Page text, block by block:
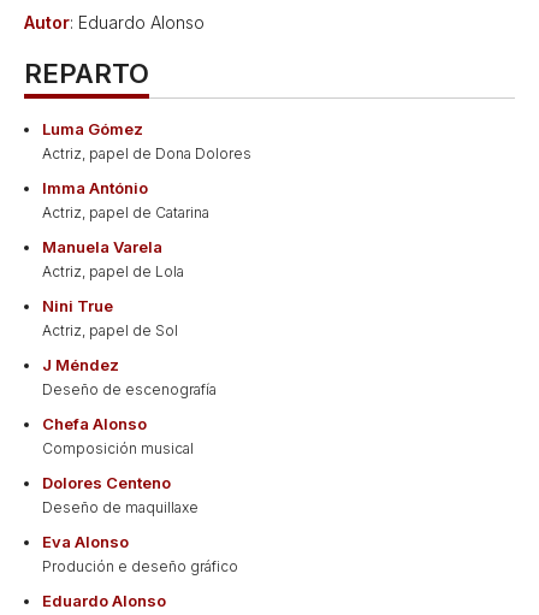
Autor: Eduardo Alonso
REPARTO
Luma Gómez
Actriz, papel de Dona Dolores
Imma António
Actriz, papel de Catarina
Manuela Varela
Actriz, papel de Lola
Nini True
Actriz, papel de Sol
J Méndez
Deseño de escenografía
Chefa Alonso
Composición musical
Dolores Centeno
Deseño de maquillaxe
Eva Alonso
Produción e deseño gráfico
Eduardo Alonso